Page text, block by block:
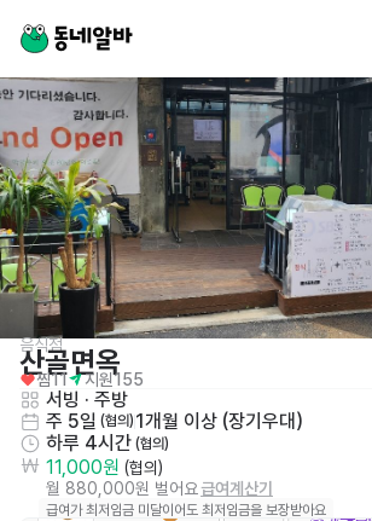
음식점
산골면옥
찜11 지원155
서빙 · 주방
주 5일 (협의) 1개월 이상 (장기우대)
하루 4시간 (협의)
11,000원 (협의)
월 880,000원 벌어요급여계산기
급여가 최저임금 미달이어도 최저임금을 보장받아요